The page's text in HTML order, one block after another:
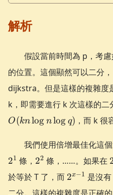
解析
假設當前時間為 p，考
的位置。這個顯然可以二分
dijkstra。但是這樣的複雜度
k，即需要進行 k 次這樣的二
O(knlog nlog q) ，而 k 很
我們使用倍增最佳化這
21 條， 2^2
22 條，……。如果在
於等於 T 了，而 2^{x-
2x−1 是沒